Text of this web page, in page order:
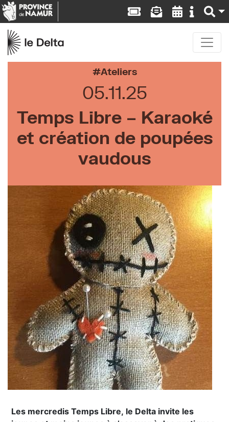
Ateliers
05.11.25
Temps Libre – Karaoké
et création de poupées
vaudous
Les mercredis Temps Libre, le Delta invite les